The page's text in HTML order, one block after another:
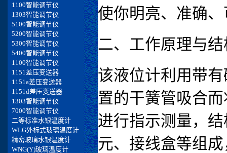
使你明亮、准确
二、工作原理与结
该液位计利用带
置的干簧管吸合
进行指示测量，
元、接线盒等组